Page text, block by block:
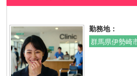
勤務地：
群馬県伊勢崎